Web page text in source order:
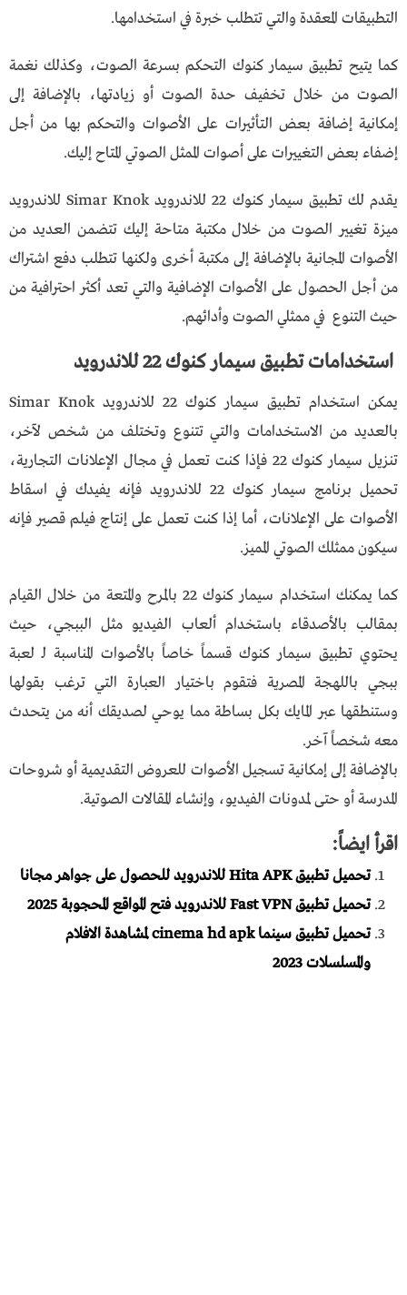
التطبيقات المعقدة والتي تتطلب خبرة في استخدامها.
كما يتيح تطبيق سيمار كنوك التحكم بسرعة الصوت، وكذلك نغمة
الصوت من خلال تخفيف حدة الصوت أو زيادتها، بالإضافة إلى
إمكانية إضافة بعض التأثيرات على الأصوات والتحكم بها من أجل
إضفاء بعض التغييرات على أصوات الممثل الصوتي المتاح إليك.
يقدم لك تطبيق سيمار كنوك 22 للاندرويد Simar Knok للاندرويد
ميزة تغيير الصوت من خلال مكتبة متاحة إليك تتضمن العديد من
الأصوات المجانية بالإضافة إلى مكتبة أخرى ولكنها تتطلب دفع اشتراك
من أجل الحصول على الأصوات الإضافية والتي تعد أكثر احترافية من
حيث التنوع في ممثلي الصوت وأدائهم.
استخدامات تطبيق سيمار كنوك 22 للاندرويد
يمكن استخدام تطبيق سيمار كنوك 22 للاندرويد Simar Knok
بالعديد من الاستخدامات والتي تتنوع وتختلف من شخص لآخر،
تنزيل سيمار كنوك 22
فإذا كنت تعمل في مجال الإعلانات التجارية،
تحميل برنامج سيمار كنوك 22
للاندرويد فإنه يفيدك في اسقاط
الأصوات على الإعلانات، أما إذا كنت تعمل على إنتاج فيلم قصير فإنه
سيكون ممثلك الصوتي المميز.
كما يمكنك استخدام سيمار كنوك 22 بالمرح والمتعة من خلال القيام
بمقالب بالأصدقاء باستخدام ألعاب الفيديو مثل الببجي، حيث
يحتوي تطبيق سيمار كنوك قسماً خاصاً بالأصوات المناسبة لـ لعبة
ببجي باللهجة المصرية فتقوم باختيار العبارة التي ترغب بقولها
وستنطقها عبر المايك بكل بساطة مما يوحي لصديقك أنه من يتحدث
معه شخصاً آخر.
بالإضافة إلى إمكانية تسجيل الأصوات للعروض التقديمية أو شروحات
المدرسة أو حتى لمدونات الفيديو، وإنشاء المقالات الصوتية.
اقرأ ايضاً:
تحميل تطبيق Hita APK للاندرويد للحصول على جواهر مجانا
تحميل تطبيق Fast VPN للاندرويد فتح المواقع المحجوبة 2025
تحميل تطبيق سينما cinema hd apk لمشاهدة الافلام
والمسلسلات 2023